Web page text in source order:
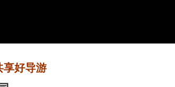
享好导游